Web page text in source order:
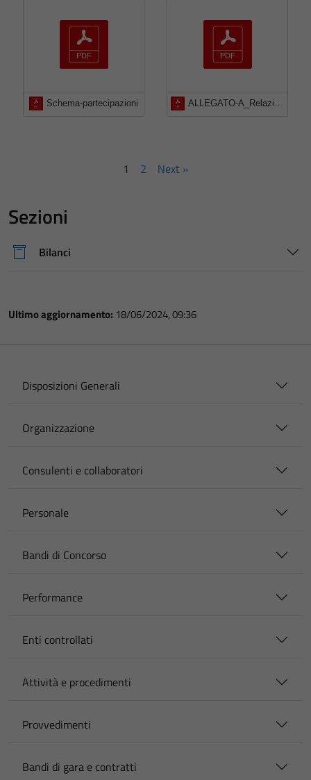
Schema-partecipazioni
1 2 Next »
Sezioni
Bilanci
Ultimo aggiornamento: 18/06/2024, 09:36
Disposizioni Generali
Organizzazione
Consulenti e collaboratori
Personale
Bandi di Concorso
Performance
Enti controllati
Attività e procedimenti
Provvedimenti
Bandi di gara e contratti